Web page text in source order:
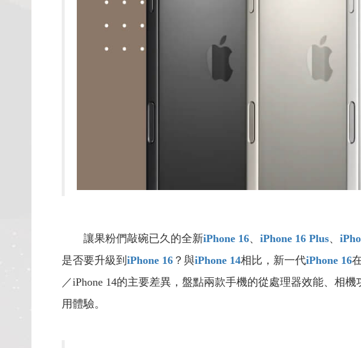
讓果粉們敲碗已久的全新iPhone 16、 iPhone 16 Plus、
是否要升級到 iPhone 16 ？與iPhone 14相比，新一代iPhone 16
／iPhone 14的主要差異，盤點兩款手機的從處理器效能、相
用體驗。